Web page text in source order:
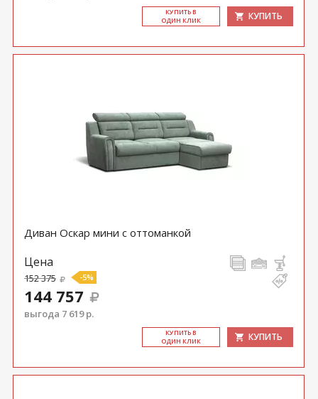
КУ­ПИТЬ В
ОДИН КЛИК
КУПИТЬ
Диван Оскар мини с оттоманкой
Цена
152 375 -5%
144 757
выгода 7 619 р.
КУ­ПИТЬ В
ОДИН КЛИК
КУПИТЬ